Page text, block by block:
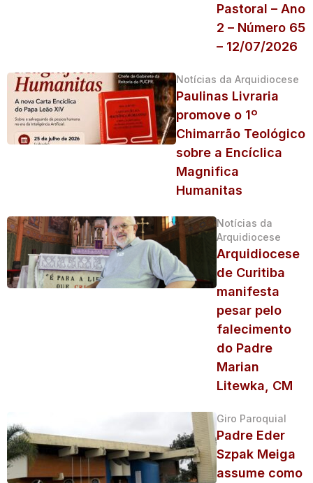
Pastoral – Ano
2 – Número 65
– 12/07/2026
Notícias da Arquidiocese
Paulinas Livraria
promove o 1º
Chimarrão Teológico
sobre a Encíclica
Magnifica
Humanitas
Notícias da
Arquidiocese
Arquidiocese
de Curitiba
manifesta
pesar pelo
falecimento
do Padre
Marian
Litewka, CM
Giro Paroquial
Padre Eder
Szpak Meiga
assume como